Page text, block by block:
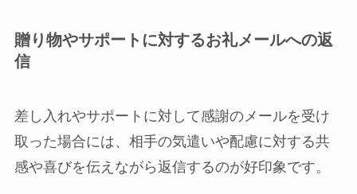
贈り物やサポートに対するお礼メールへの返
信
差し入れやサポートに対して感謝のメールを受け
取った場合には、相手の気遣いや配慮に対する共
感や喜びを伝えながら返信するのが好印象です。